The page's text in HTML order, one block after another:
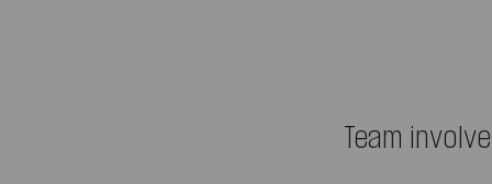
Team